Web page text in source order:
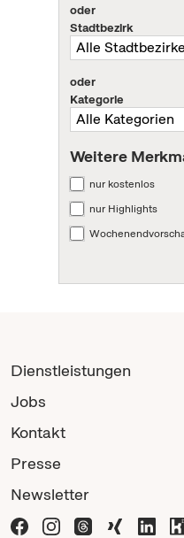
oder
Stadtbezirk
oder
Kategorie
Weitere
nur kostenlos
nur Highlights
Dienstleistungen
Jobs
Kontakt
Presse
Newsletter